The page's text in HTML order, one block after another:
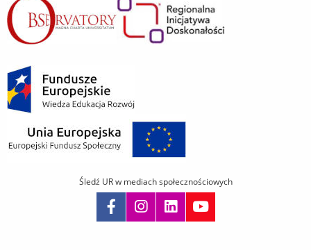
Śledź UR w mediach społecznościowych